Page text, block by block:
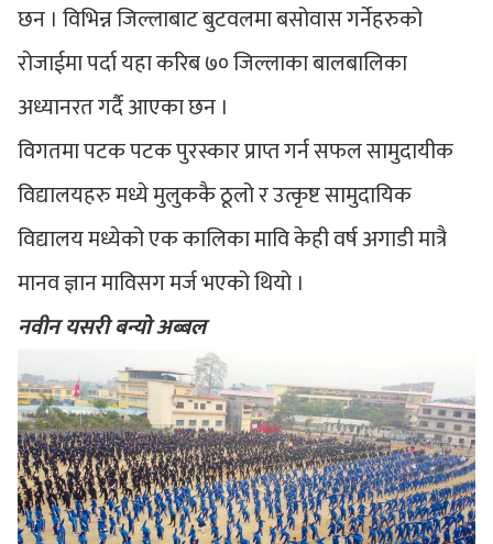
छन । विभिन्न जिल्लाबाट बुटवलमा बसोवास गर्नेहरुको
रोजाईमा पर्दा यहा करिब ७० जिल्लाका बालबालिका
अध्यानरत गर्दै आएका छन ।
विगतमा पटक पटक पुरस्कार प्राप्त गर्न सफल सामुदायीक
विद्यालयहरु मध्ये मुलुककै ठूलो र उत्कृष्ट सामुदायिक
विद्यालय मध्येको एक कालिका मावि केही वर्ष अगाडी मात्रै
मानव ज्ञान माविसग मर्ज भएको थियो ।
नवीन यसरी बन्यो अब्बल